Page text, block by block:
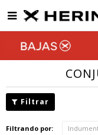

Filtrando por: